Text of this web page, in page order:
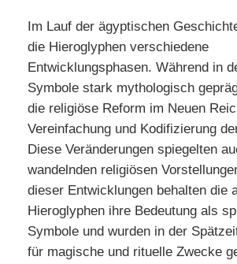
Im Lauf der ägyptischen
die Hieroglyphen verschiedene
Entwicklungsphasen. Während in
Symbole stark mythologisch
die religiöse Reform im Neuen
Vereinfachung und Kodifizierung
Diese Veränderungen spiegelten
wandelnden religiösen
dieser Entwicklungen behalten die
Hieroglyphen ihre Bedeutung als
Symbole und wurden in der
für magische und rituelle Zwecke